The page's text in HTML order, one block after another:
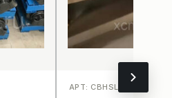
АРТ: CBHSLB-F525/